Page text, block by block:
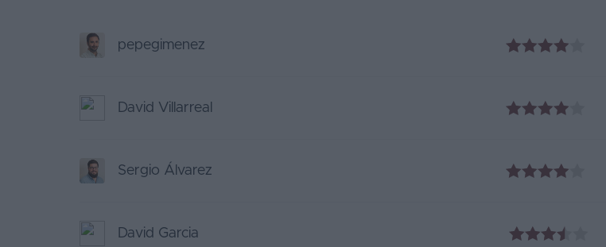
pepegimenez
David Villarreal
Sergio Álvarez
David Garcia